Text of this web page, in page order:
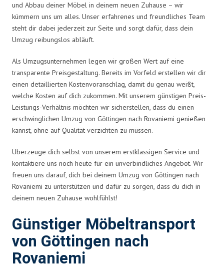
und Abbau deiner Möbel in deinem neuen Zuhause – wir
kümmern uns um alles. Unser erfahrenes und freundliches Team
steht dir dabei jederzeit zur Seite und sorgt dafür, dass dein
Umzug reibungslos abläuft.
Als Umzugsunternehmen legen wir großen Wert auf eine
transparente Preisgestaltung. Bereits im Vorfeld erstellen wir dir
einen detaillierten Kostenvoranschlag, damit du genau weißt,
welche Kosten auf dich zukommen. Mit unserem günstigen Preis-
Leistungs-Verhältnis möchten wir sicherstellen, dass du einen
erschwinglichen Umzug von Göttingen nach Rovaniemi genießen
kannst, ohne auf Qualität verzichten zu müssen.
Überzeuge dich selbst von unserem erstklassigen Service und
kontaktiere uns noch heute für ein unverbindliches Angebot. Wir
freuen uns darauf, dich bei deinem Umzug von Göttingen nach
Rovaniemi zu unterstützen und dafür zu sorgen, dass du dich in
deinem neuen Zuhause wohlfühlst!
Günstiger Möbeltransport
von Göttingen nach
Rovaniemi